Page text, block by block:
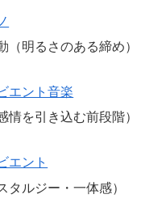
（明るさのある締め）
エント音楽
情を引き込む前段階）
エント
タルジー・一体感）